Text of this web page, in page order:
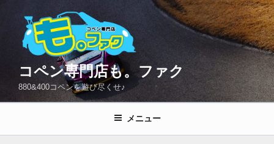
プ
コペン専門店も。ファク
880&400コペンを遊び尽くせ♪
メニュー